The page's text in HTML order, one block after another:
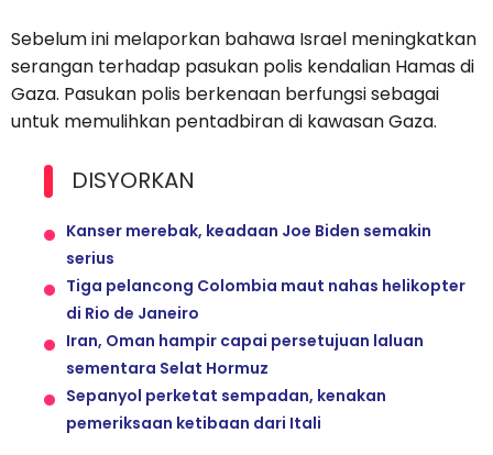
Sebelum ini melaporkan bahawa Israel meningkatkan
serangan terhadap pasukan polis kendalian Hamas di
Gaza. Pasukan polis berkenaan berfungsi sebagai
untuk memulihkan pentadbiran di kawasan Gaza.
DISYORKAN
Kanser merebak, keadaan Joe Biden semakin
serius
Tiga pelancong Colombia maut nahas helikopter
di Rio de Janeiro
Iran, Oman hampir capai persetujuan laluan
sementara Selat Hormuz
Sepanyol perketat sempadan, kenakan
pemeriksaan ketibaan dari Itali